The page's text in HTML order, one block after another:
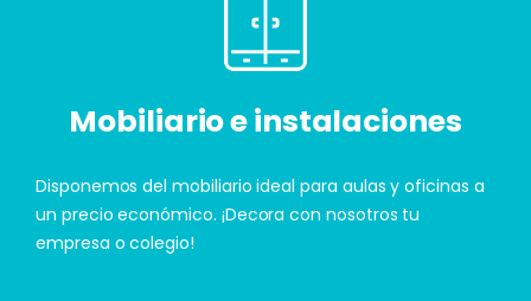
Mobiliario e instalaciones
Disponemos del mobiliario ideal para aulas y oficinas a
un precio económico. ¡Decora con nosotros tu
empresa o colegio!